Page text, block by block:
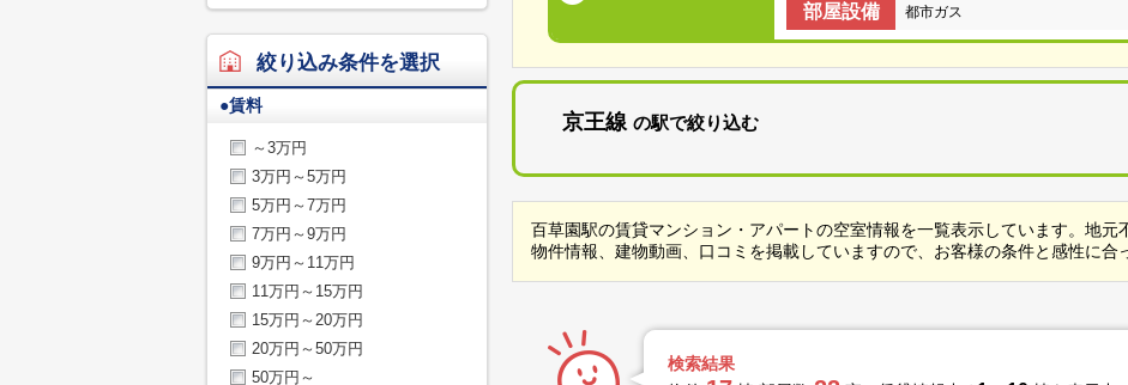
部屋設備 都市ガス
京王線 の駅で絞り込む
百草園駅の賃貸マンション・アパートの空室情報を一覧表示しています。地元
物件情報、建物動画、口コミを掲載していますので、お客様の条件と感性に合
検索結果
絞り込み条件を選択
●賃料
～3万円
3万円～5万円
5万円～7万円
7万円～9万円
9万円～11万円
11万円～15万円
15万円～20万円
20万円～50万円
50万円～